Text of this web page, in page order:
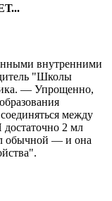
внутренними
"Школы
— Упрощенно,
между
2 мл
обычной — и она